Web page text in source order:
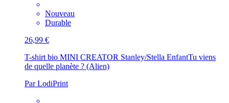
Nouveau
Durable
26,99 €
T-shirt bio MINI CREATOR Stanley/Stella EnfantTu viens
de quelle planète ? (Alien)
Par LodiPrint